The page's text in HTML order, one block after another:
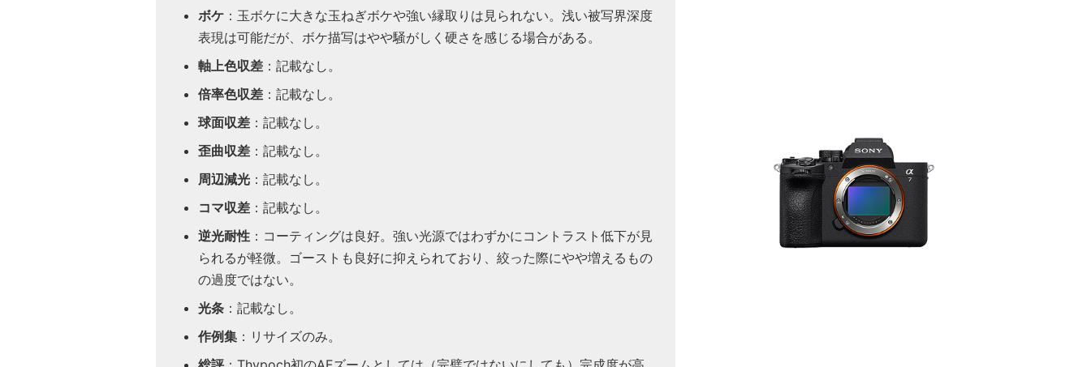
ボケ ：玉ボケに大きな玉ねぎボケや強い縁取りは見られない。浅い被写界深度
表現は可能だが、ボケ描写はやや騒がしく硬さを感じる場合がある。
軸上色収差 ：記載なし。
倍率色収差 ：記載なし。
球面収差 ：記載なし。
歪曲収差 ：記載なし。
周辺減光 ：記載なし。
コマ収差 ：記載なし。
逆光耐性 ：コーティングは良好。強い光源ではわずかにコントラスト低下が見
られるが軽微。ゴーストも良好に抑えられており、絞った際にやや増えるもの
の過度ではない。
光条 ：記載なし。
作例集 ：リサイズのみ。